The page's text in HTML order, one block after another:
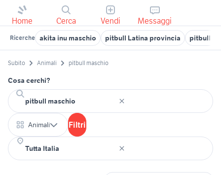
Home Cerca Vendi Messaggi
Ricerche akita inu maschio pitbull Latina provincia pitbull
Subito Animali pitbull maschio
Cosa cerchi?
Animali Filtri